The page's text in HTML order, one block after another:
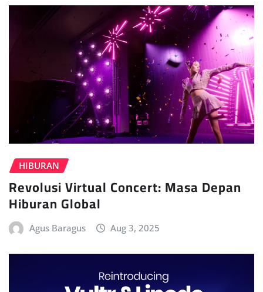
HIBURAN
Revolusi Virtual Concert: Masa Depan
Hiburan Global
Agus Baragus Aug 3, 2025